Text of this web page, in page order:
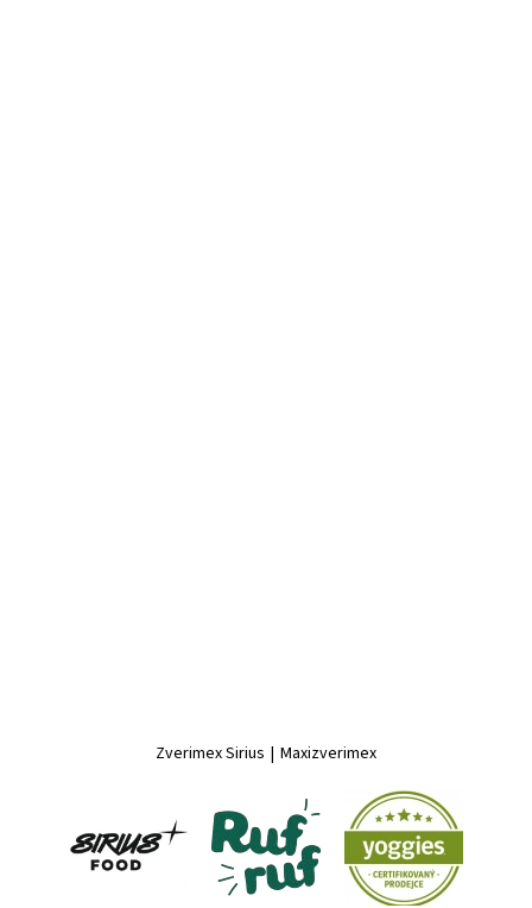
Zverimex Sirius | Maxizverimex